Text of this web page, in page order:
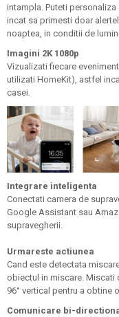
intampla. Puteti
incat sa primesti doar
noaptea, in conditii de
Imagini 2K 1080p
Vizualizati fiecare
utilizati HomeKit), astfel
casei.
Integrare inteligenta
Conectati camera de
Google Assistant sau
supravegherii.
Urmareste actiunea
Cand este detectata
obiectul in miscare. Miscati
96° vertical pentru a obtine
Comunicare bi-